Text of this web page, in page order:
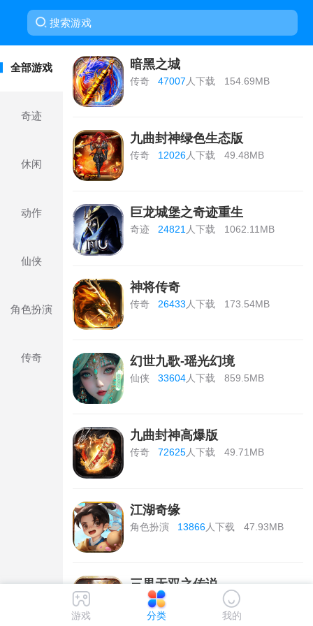
全部游戏
奇迹
休闲
动作
仙侠
角色扮演
传奇
暗黑之城
传奇 47007 人下载 154.69MB
九曲封神绿色生态版
传奇 12026人下载 49.48MB
巨龙城堡之奇迹重生
奇迹 24821人下载 1062.11MB
神将传奇
传奇 26433 人下载 173.54MB
幻世九歌-瑶光幻境
仙侠 33604人下载 859.5MB
九曲封神高爆版
传奇 72625人下载 49.71MB
江湖奇缘
角色扮演 13866人下载 47.93MB
三界无双之传说
传奇 38308 115.73MB
游戏 分类 我的